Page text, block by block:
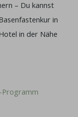
– Du kannst
in
in der Nähe
Programm